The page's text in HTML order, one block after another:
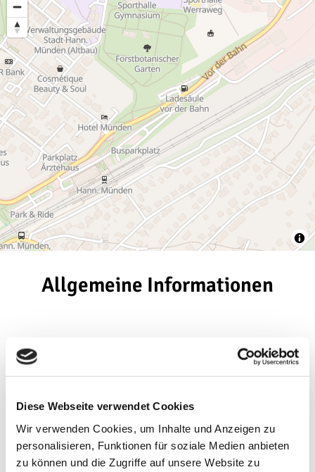
Diese Webseite verwendet Cookies
Wir verwenden Cookies, um Inhalte und Anzeigen zu
personalisieren, Funktionen für soziale Medien anbieten
zu können und die Zugriffe auf unsere Website zu
Allgemeine Informationen
Eignung
Sprachkenntnisse